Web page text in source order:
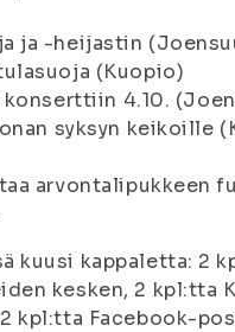
ja -heijastin
(Kuopio)
4.10.
syksyn keikoille
arvontalipukkeen
kuusi kappaletta: 2
kesken, 2 kpl:tta
kpl:tta Facebook-